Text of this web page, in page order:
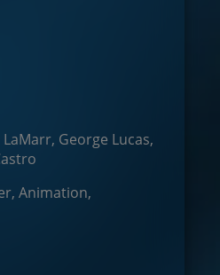
George Lucas,
Animation,